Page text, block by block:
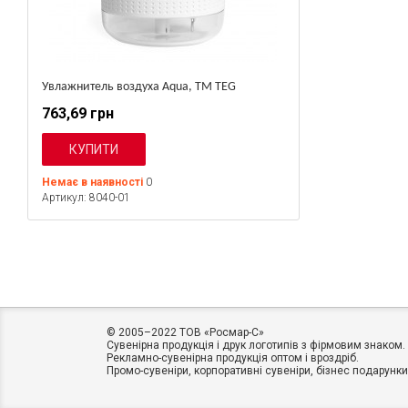
Увлажнитель воздуха Aqua, TM TEG
763,69 грн
Немає в наявності 0
Артикул: 8040-01
© 2005–2022 ТОВ «Росмар-C»
Сувенірна продукція і друк логотипів з фірмовим знаком.
Рекламно-сувенірна продукція оптом і вроздріб.
Промо-сувеніри, корпоративні сувеніри, бізнес